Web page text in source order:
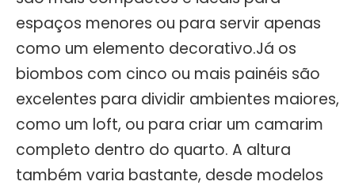
espaços menores ou para servir apenas
como um elemento decorativo.Já os
biombos com cinco ou mais painéis são
excelentes para dividir ambientes maiores,
como um loft, ou para criar um camarim
completo dentro do quarto. A altura
também varia bastante, desde modelos